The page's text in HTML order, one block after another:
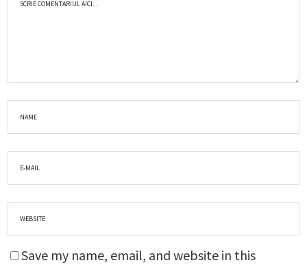
Save my name, email, and website in this